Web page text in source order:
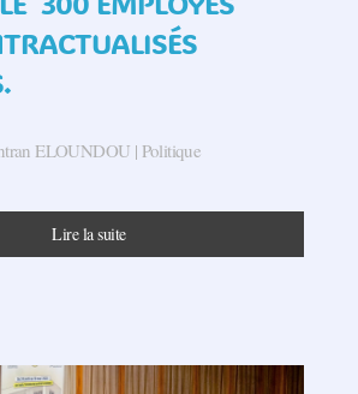
ELOUNDOU | Politique
Lire la suite